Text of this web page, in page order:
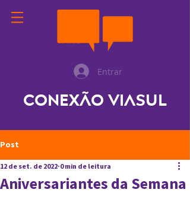
Entrar
Conexão ViaSul
Post
Aniversariantes da Semana
12 de set. de 2022 0 min de leitura